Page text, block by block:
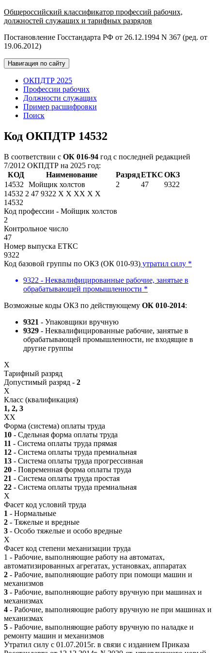
Общероссийский классификатор профессий рабочих,
должностей служащих и тарифных разрядов
Постановление Госстандарта РФ от 26.12.1994 N 367 (ред. от
19.06.2012)
Навигация по сайту
ОКПДТР 2025
Профессии рабочих
Должности служащих
Пример расшифровки
Поиск
Код ОКПДТР 14532
В соответствии с ОК 016-94 год с последней редакцией
7/2012 ОКПДТР на 2025 год:
КОД
Наименование РазрядЕТКСОКЗ
14532
Мойщик холстов 2 47
9322
14532 2 47 9322 X X XX X X
14532
Код профессии - Мойщик холстов
2
Контрольное число
47
Номер выпуска ЕТКС
9322
Код базовой группы по ОКЗ (ОК 010-93) утратил силу *
9322 - Неквалифицированные рабочие, занятые в
обрабатывающей промышленности *
Возможные коды ОКЗ по действующему ОК 010-2014:
9321 - Упаковщики вручную
9329 - Неквалифицированные рабочие, занятые в
обрабатывающей промышленности, не входящие в
другие группы
X
Тарифный разряд
Допустимый разряд - 2
X
Класс (квалификация)
1, 2, 3
XX
Форма (система) оплаты труда
10 - Сдельная форма оплаты труда
11 - Система оплаты труда прямая
12 - Система оплаты труда премиальная
13 - Система оплаты труда прогрессивная
20 - Повременная форма оплаты труда
21 - Система оплаты труда простая
22 - Система оплаты труда премиальная
X
Фасет код условий труда
1 - Нормальные
2 - Тяжелые и вредные
3 - Особо тяжелые и особо вредные
X
Фасет код степени механизации труда
1 - Рабочие, выполняющие работу на автоматах,
автоматизированных агрегатах, установках, аппаратах
2 - Рабочие, выполняющие работу при помощи машин и
механизмов
3 - Рабочие, выполняющие работу вручную при машинах и
механизмах
4 - Рабочие, выполняющие работу вручную не при машинах и
механизмах
5 - Рабочие, выполняющие работу вручную по наладке и
ремонту машин и механизмов
Утратил силу с 01.07.2015г. в связи с изданием Приказа